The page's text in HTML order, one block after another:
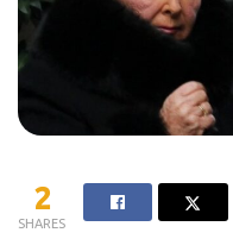
2
SHARES